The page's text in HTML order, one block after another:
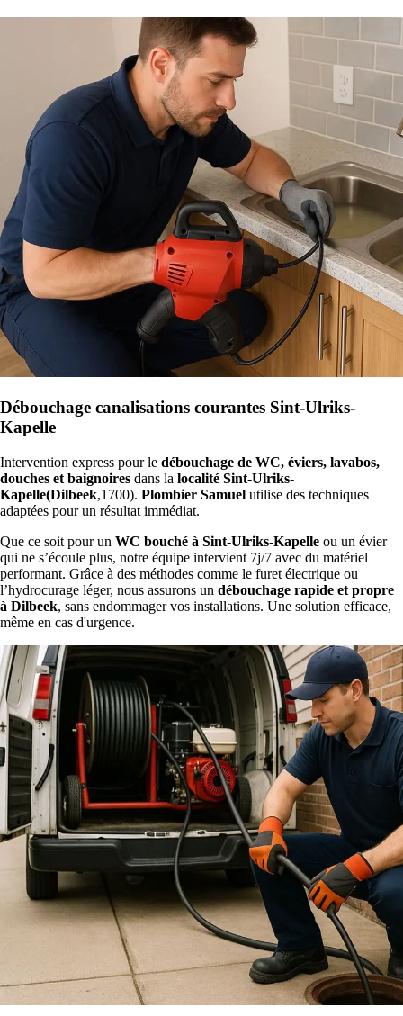
Débouchage canalisations courantes Sint-Ulriks-
Kapelle
Intervention express pour le débouchage de WC, éviers, lavabos,
douches et baignoires dans la localité Sint-Ulriks-
Kapelle(Dilbeek,1700). Plombier Samuel utilise des techniques
adaptées pour un résultat immédiat.
Que ce soit pour un WC bouché à Sint-Ulriks-Kapelle ou un évier
qui ne s’écoule plus, notre équipe intervient 7j/7 avec du matériel
performant. Grâce à des méthodes comme le furet électrique ou
l’hydrocurage léger, nous assurons un débouchage rapide et propre
à Dilbeek, sans endommager vos installations. Une solution efficace,
même en cas d'urgence.